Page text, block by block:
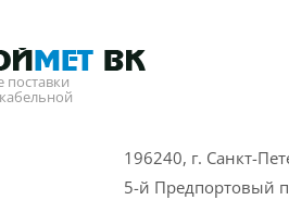
196240, г. Санкт-
5-й Предпортовый